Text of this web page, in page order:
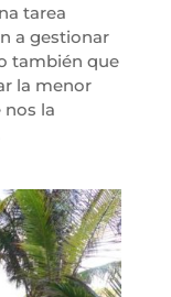
tarea
a gestionar
también que
la menor
nos la